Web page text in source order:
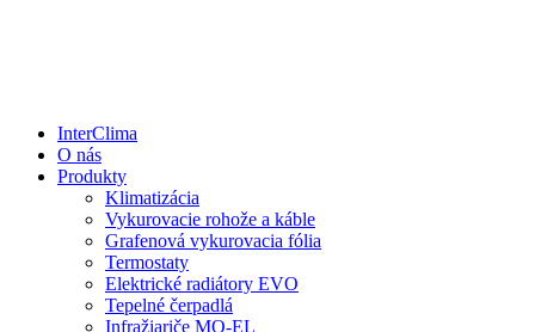
InterClima
O nás
Produkty
Klimatizácia
Vykurovacie rohože a káble
Grafenová vykurovacia fólia
Termostaty
Elektrické radiátory EVO
Tepelné čerpadlá
Infražiariče MO-EL